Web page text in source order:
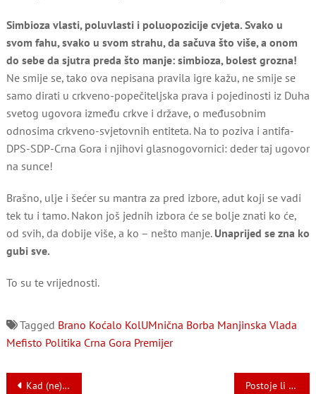
Simbioza vlasti, poluvlasti i poluopozicije cvjeta. Svako u
svom fahu, svako u svom strahu, da sačuva što više, a onom
do sebe da sjutra preda što manje: simbioza, bolest grozna!
Ne smije se, tako ova nepisana pravila igre kažu, ne smije se
samo dirati u crkveno-popečiteljska prava i pojedinosti iz Duha
svetog ugovora između crkve i države, o međusobnim
odnosima crkveno-svjetovnih entiteta. Na to poziva i antifa-
DPS-SDP-Crna Gora i njihovi glasnogovornici: deder taj ugovor
na sunce!
Brašno, ulje i šećer su mantra za pred izbore, adut koji se vadi
tek tu i tamo. Nakon još jednih izbora će se bolje znati ko će,
od svih, da dobije više, a ko – nešto manje. Unaprijed se zna ko
gubi sve.
To su te vrijednosti.
Tagged Brano Koćalo KolUMnična Borba Manjinska Vlada
Mefisto Politika Crna Gora Premijer
Navigacija
Kad (ne)će Duško iz Londona ili Duško iz Mojkovca da se glasnu Postoje li danas norme u međunarodnim političkim odnosima?